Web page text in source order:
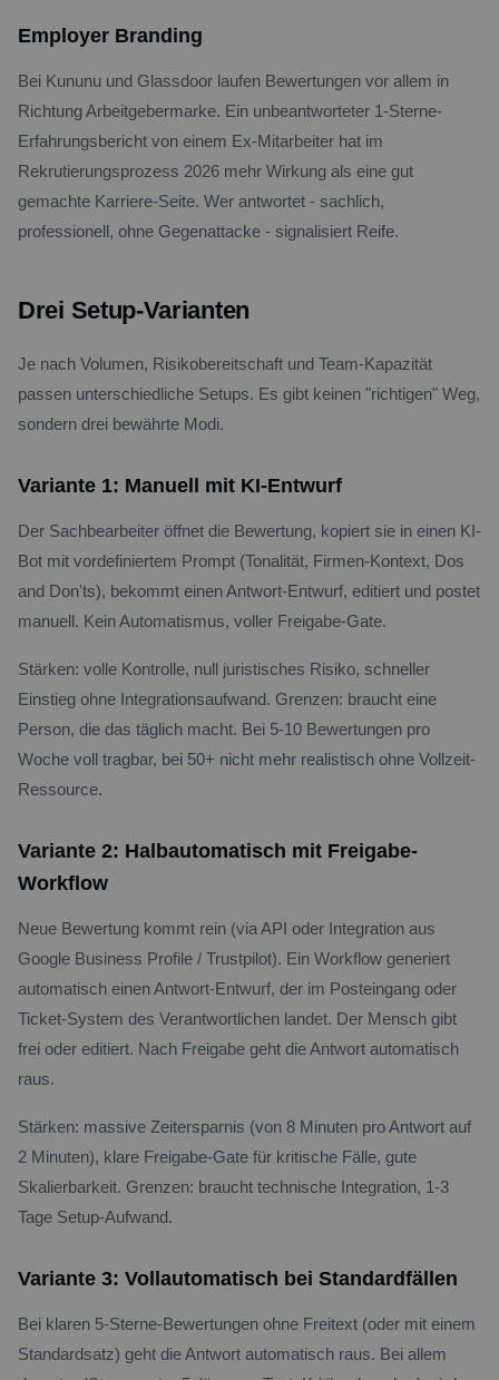
Employer Branding
Bei Kununu und Glassdoor laufen Bewertungen vor allem in
Richtung Arbeitgebermarke. Ein unbeantworteter 1-Sterne-
Erfahrungsbericht von einem Ex-Mitarbeiter hat im
Rekrutierungsprozess 2026 mehr Wirkung als eine gut
gemachte Karriere-Seite. Wer antwortet - sachlich,
professionell, ohne Gegenattacke - signalisiert Reife.
Drei Setup-Varianten
Je nach Volumen, Risikobereitschaft und Team-Kapazität
passen unterschiedliche Setups. Es gibt keinen "richtigen" Weg,
sondern drei bewährte Modi.
Variante 1: Manuell mit KI-Entwurf
Der Sachbearbeiter öffnet die Bewertung, kopiert sie in einen KI-
Bot mit vordefiniertem Prompt (Tonalität, Firmen-Kontext, Dos
and Don'ts), bekommt einen Antwort-Entwurf, editiert und postet
manuell. Kein Automatismus, voller Freigabe-Gate.
Stärken: volle Kontrolle, null juristisches Risiko, schneller
Einstieg ohne Integrationsaufwand. Grenzen: braucht eine
Person, die das täglich macht. Bei 5-10 Bewertungen pro
Woche voll tragbar, bei 50+ nicht mehr realistisch ohne Vollzeit-
Ressource.
Variante 2: Halbautomatisch mit Freigabe-
Workflow
Neue Bewertung kommt rein (via API oder Integration aus
Google Business Profile / Trustpilot). Ein Workflow generiert
automatisch einen Antwort-Entwurf, der im Posteingang oder
Ticket-System des Verantwortlichen landet. Der Mensch gibt
frei oder editiert. Nach Freigabe geht die Antwort automatisch
raus.
Stärken: massive Zeitersparnis (von 8 Minuten pro Antwort auf
2 Minuten), klare Freigabe-Gate für kritische Fälle, gute
Skalierbarkeit. Grenzen: braucht technische Integration, 1-3
Tage Setup-Aufwand.
Variante 3: Vollautomatisch bei Standardfällen
Bei klaren 5-Sterne-Bewertungen ohne Freitext (oder mit einem
Standardsatz) geht die Antwort automatisch raus. Bei allem